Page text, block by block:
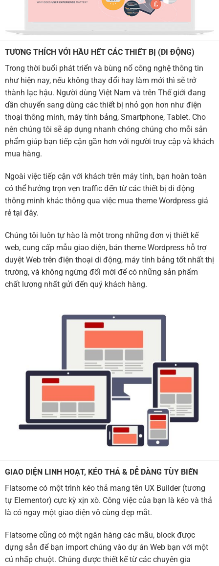
TƯƠNG THÍCH VỚI HẦU HẾT CÁC THIẾT BỊ (DI ĐỘNG)
Trong thời buổi phát triển và bùng nổ công nghệ thông tin
như hiện nay, nếu không thay đổi hay làm mới thì sẽ trở
thành lạc hậu. Người dùng Việt Nam và trên Thế giới đang
dần chuyển sang dùng các thiết bị nhỏ gọn hơn như điện
thoại thông minh, máy tính bảng, Smartphone, Tablet. Cho
nên chúng tôi sẽ áp dụng nhanh chóng chúng cho mỗi sản
phẩm giúp bạn tiếp cận gần hơn với người truy cập và khách
mua hàng.
Ngoài việc tiếp cận với khách trên máy tính, bạn hoàn toàn
có thể hưởng trọn vẹn traffic đến từ các thiết bị di động
thông minh khác thông qua việc mua theme Wordpress giá
rẻ tại đây.
Chúng tôi luôn tự hào là một trong những đơn vị thiết kế
web, cung cấp mẫu giao diện, bán theme Wordpress hỗ trợ
duyệt Web trên điện thoại di động, máy tính bảng tốt nhất thị
trường, và không ngừng đổi mới để có những sản phẩm
chất lượng nhất gửi đến quý khách hàng.
GIAO DIỆN LINH HOẠT, KÉO THẢ & DỄ DÀNG TÙY BIẾN
Flatsome có một trình kéo thả mang tên UX Builder (tương
tự Elementor) cực kỳ xịn xò. Công việc của bạn là kéo và thả
là có ngay một giao diện vô cùng đẹp mắt.
Flatsome cũng có một ngân hàng các mẫu, block được
dựng sẵn để bạn import chúng vào dự án Web bạn với một
cú nhấp chuột. Chúng được thiết kế từ các chuyên gia